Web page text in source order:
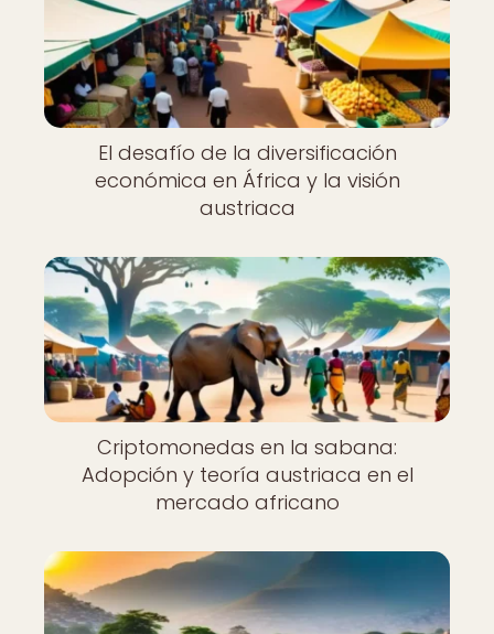
El desafío de la diversificación
económica en África y la visión
austriaca
Criptomonedas en la sabana:
Adopción y teoría austriaca en el
mercado africano